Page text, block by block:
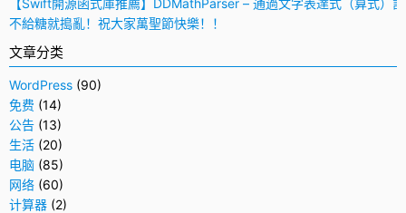
【Swift開源函式庫推薦】DDMathParser – 通過文字表達式（算式）
不給糖就搗亂！祝大家萬聖節快樂！！
文章分类
WordPress (90)
免费 (14)
公告 (13)
生活 (20)
电脑 (85)
网络 (60)
计算器 (2)